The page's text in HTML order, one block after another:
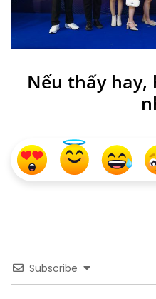
Nếu thấy
Subscribe